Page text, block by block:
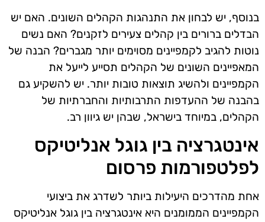
בנוסף, יש לבחון את התנהגות הקהלים השונים. האם יש
הבדלים ברורים בין קהלים צעירים לזקנים? האם נשים
נוטות להגיב לקמפיינים מסוימים יותר מגברים? הבנה של
המאפיינים השונים של הקהלים תסייע לייעל את
הקמפיינים ולהשיג תוצאות טובות יותר. יש להשקיע גם
בהבנה של ההעדפות התרבותיות והחברתיות של
הקהלים, במיוחד בישראל, שבהן יש גיוון רב.
אינטגרציה בין גוגל אנליטיקס
לפלטפורמות פרסום
אחת מהדרכים היעילות ביותר לשדרג את ביצועי
הקמפיינים הממומנים היא אינטגרציה בין גוגל אנליטיקס